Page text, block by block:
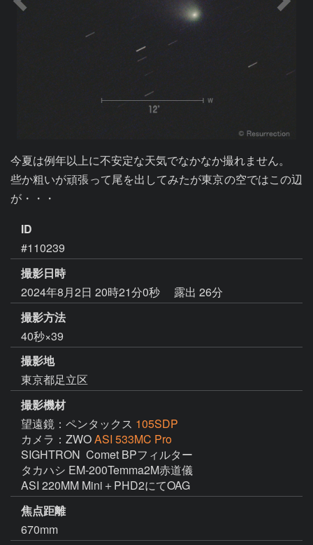
今夏は例年以上に不安定な天気でなかなか撮れません。
些か粗いが頑張って尾を出してみたが東京の空ではこの辺
が・・・
ID
#110239
撮影日時
2024年8月2日 20時21分0秒
露出 26分
撮影方法
40秒×39
撮影地
東京都足立区
撮影機材
望遠鏡：ペンタックス 105SDP
カメラ：ZWOASI 533MC Pro
SIGHTRON  Comet BPフィルター
タカハシ EM-200Temma2M赤道儀
ASI 220MM Mini＋PHD2にてOAG
焦点距離
670mm